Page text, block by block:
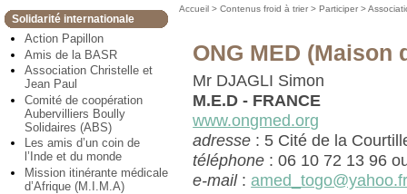
Solidarité internationale
Action Papillon
Amis de la BASR
Association Christelle et
Jean Paul
Comité de coopération
Aubervilliers Boully
Solidaires (ABS)
Les amis d’un coin de
l’Inde et du monde
Mission itinérante médicale
d’Afrique (M.I.M.A)
Accueil >Contenus froid à trier >Participer >
ONG MED
Mr DJAGLI Simon
M.E.D - FRANCE
www.ongmed.org
adresse : 5 Cité de la
téléphone : 06 10 72 13 96
e-mail: